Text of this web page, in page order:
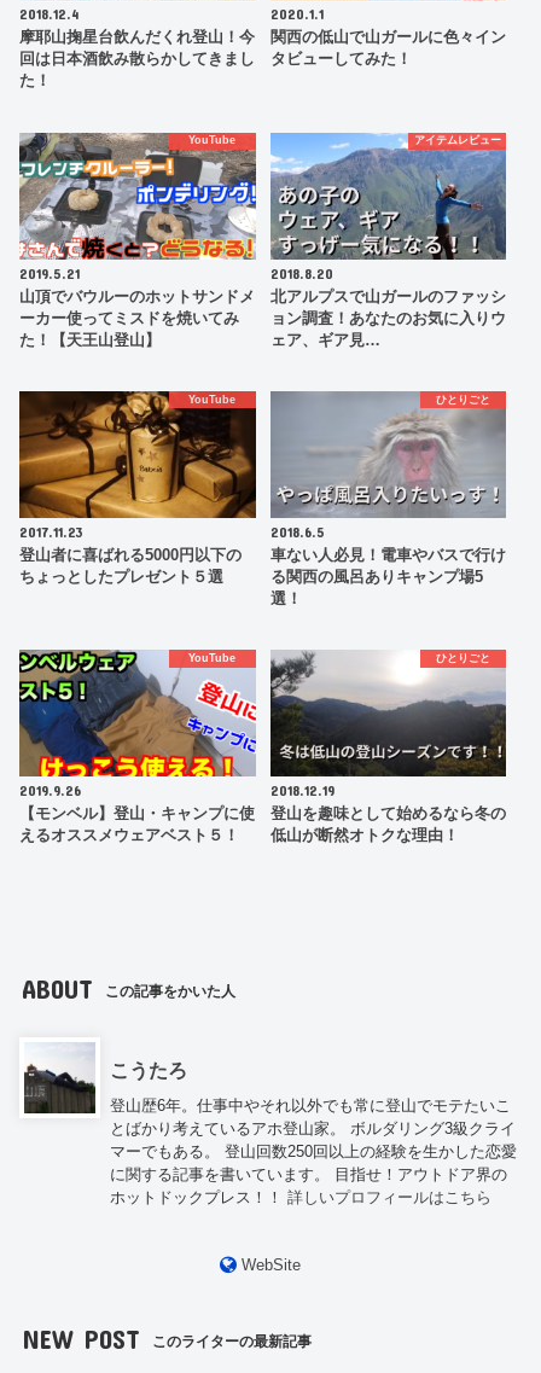
2018.12.4
摩耶山掬星台飲んだくれ登山！今
回は日本酒飲み散らかしてきまし
た！
2020.1.1
関西の低山で山ガールに色々イン
タビューしてみた！
YouTube
2019.5.21
山頂でバウルーのホットサンドメ
ーカー使ってミスドを焼いてみ
た！【天王山登山】
アイテムレビュー
2018.8.20
北アルプスで山ガールのファッシ
ョン調査！あなたのお気に入りウ
ェア、ギア見…
YouTube
2017.11.23
登山者に喜ばれる5000円以下の
ちょっとしたプレゼント５選
ひとりごと
2018.6.5
車ない人必見！電車やバスで行け
る関西の風呂ありキャンプ場5
選！
YouTube
2019.9.26
【モンベル】登山・キャンプに使
えるオススメウェアベスト５！
ひとりごと
2018.12.19
登山を趣味として始めるなら冬の
低山が断然オトクな理由！
ABOUT この記事をかいた人
こうたろ
登山歴6年。仕事中やそれ以外でも常に登山でモテたいこ
とばかり考えているアホ登山家。 ボルダリング3級クライ
マーでもある。 登山回数250回以上の経験を生かした恋愛
に関する記事を書いています。 目指せ！アウトドア界の
ホットドックプレス！！詳しいプロフィールはこちら
WebSite
NEW POST このライターの最新記事